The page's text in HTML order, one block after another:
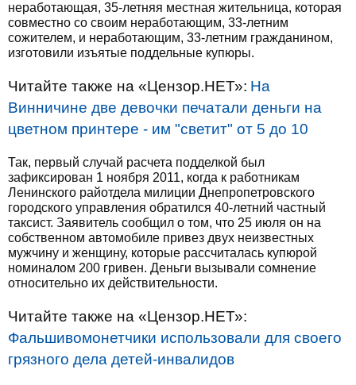
неработающая, 35-летняя местная жительница, которая
совместно со своим неработающим, 33-летним
сожителем, и неработающим, 33-летним гражданином,
изготовили изъятые поддельные купюры.
Читайте также на «Цензор.НЕТ»: На
Винничине две девочки печатали деньги на
цветном принтере - им "светит" от 5 до 10
Так, первый случай расчета подделкой был
зафиксирован 1 ноября 2011, когда к работникам
Ленинского райотдела милиции Днепропетровского
городского управления обратился 40-летний частный
таксист. Заявитель сообщил о том, что 25 июля он на
собственном автомобиле привез двух неизвестных
мужчину и женщину, которые рассчиталась купюрой
номиналом 200 гривен. Деньги вызывали сомнение
относительно их действительности.
Читайте также на «Цензор.НЕТ»:
Фальшивомонетчики использовали для своего
грязного дела детей-инвалидов